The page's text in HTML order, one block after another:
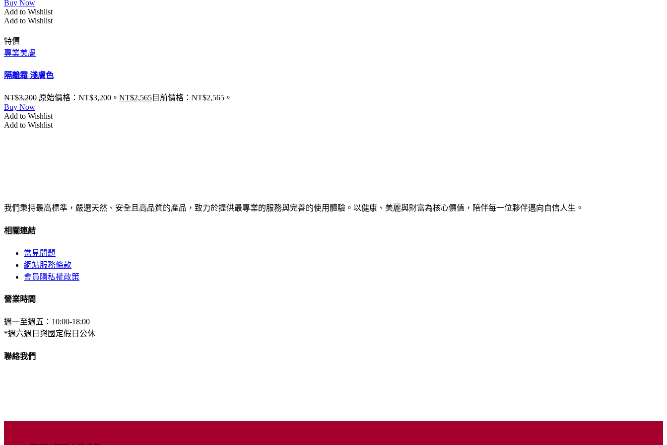
Buy Now
Add to Wishlist
Add to Wishlist
特價
專業美膚
隔離霜 淺膚色
NT$3,200 原始價格：NT$3,200。 NT$2,565目前價格：NT$2,565。
Buy Now
Add to Wishlist
Add to Wishlist
我們秉持最高標準，嚴選天然、安全且高品質的產品，致力於提供最專業的服務與完善的使用體驗。以健康、美麗與財富為核心價值，陪伴每一位夥伴邁向自信人生。
相關連結
常見問題
網站服務條款
會員隱私權政策
營業時間
週一至週五：10:00-18:00
*週六週日與國定假日公休
聯絡我們